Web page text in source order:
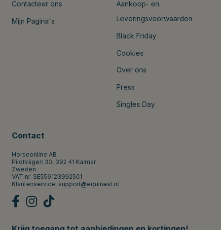
Contacteer ons
Mijn Pagina's
Aankoop- en
Leveringsvoorwaarden
Black Friday
Cookies
Over ons
Press
Singles Day
Contact
Horseonline AB
Pilotvägen 30, 392 41 Kalmar
Zweden
VAT.nr: SE559123992501
Klantenservice: support@equinest.nl